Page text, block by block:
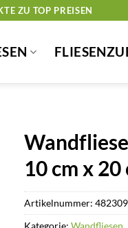
ZU TOP PREISEN
10 cm x 20
Artikelnummer:
Kategorie: Wandfliesen